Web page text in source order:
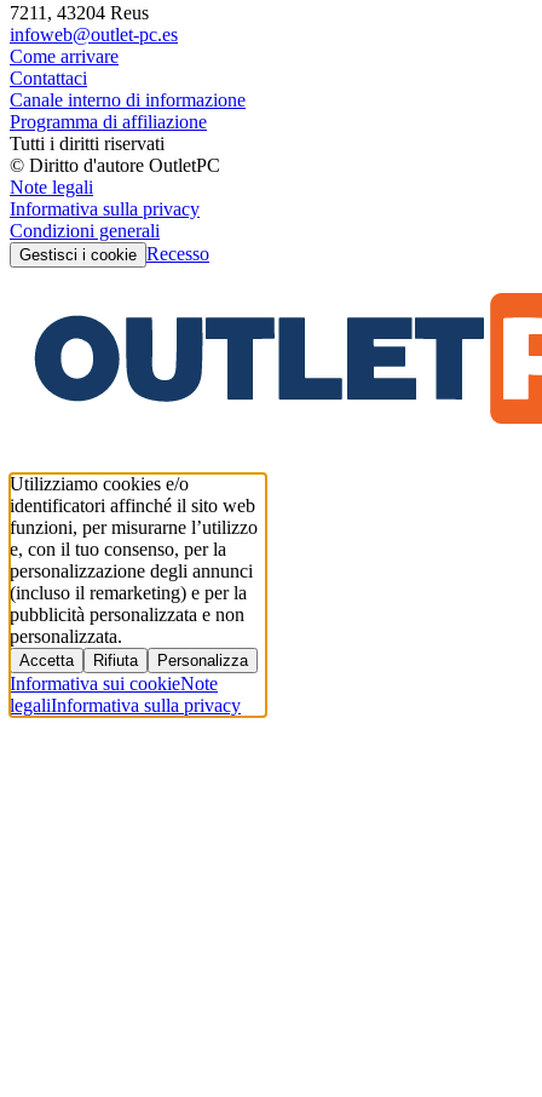
7211, 43204 Reus
infoweb@outlet-pc.es
Come arrivare
Contattaci
Canale interno di informazione
Programma di affiliazione
Tutti i diritti riservati
© Diritto d'autore OutletPC
Note legali
Informativa sulla privacy
Condizioni generali
Gestisci i cookie Recesso
Utilizziamo cookies e/o
identificatori affinché il sito web
funzioni, per misurarne l’utilizzo
e, con il tuo consenso, per la
personalizzazione degli annunci
(incluso il remarketing) e per la
pubblicità personalizzata e non
personalizzata.
Accetta Rifiuta Personalizza
Informativa sui cookieNote
legaliInformativa sulla privacy